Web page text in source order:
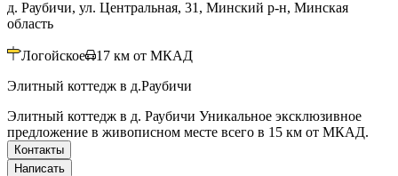
д. Раубичи, ул. Центральная, 31, Минский р-н, Минская
область
Логойское 17 км от МКАД
Элитный коттедж в д.Раубичи
Элитный коттедж в д. Раубичи Уникальное эксклюзивное
предложение в живописном месте всего в 15 км от МКАД.
Контакты
Написать